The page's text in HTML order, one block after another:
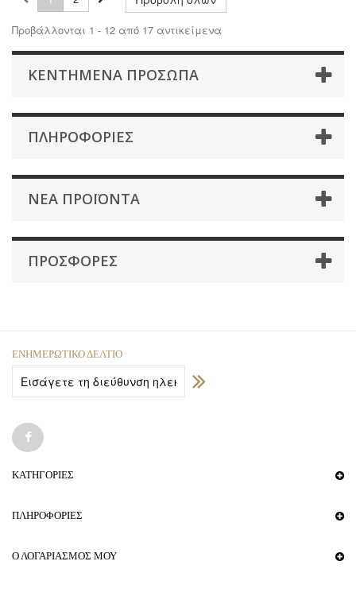
Προβάλλονται 1 - 12 από 17 αντικείμενα
ΚΕΝΤΗΜΕΝΑ ΠΡΟΣΩΠΑ
ΠΛΗΡΟΦΟΡΊΕΣ
ΝΈΑ ΠΡΟΪΌΝΤΑ
ΠΡΟΣΦΟΡΈΣ
ΕΝΗΜΕΡΩΤΙΚΌ ΔΕΛΤΊΟ
ΚΑΤΗΓΟΡΊΕΣ
ΠΛΗΡΟΦΟΡΊΕΣ
Ο ΛΟΓΑΡΙΑΣΜΌΣ ΜΟΥ